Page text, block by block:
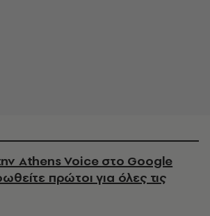
Athens Voice στο Google
πρώτοι για όλες τις